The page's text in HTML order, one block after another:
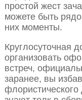
простой жест
можете быть
них моменты.
Круглосуточная
организовать
встреч,
заранее, вы